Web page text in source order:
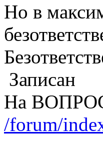
Но в
Записан
На
/forum/